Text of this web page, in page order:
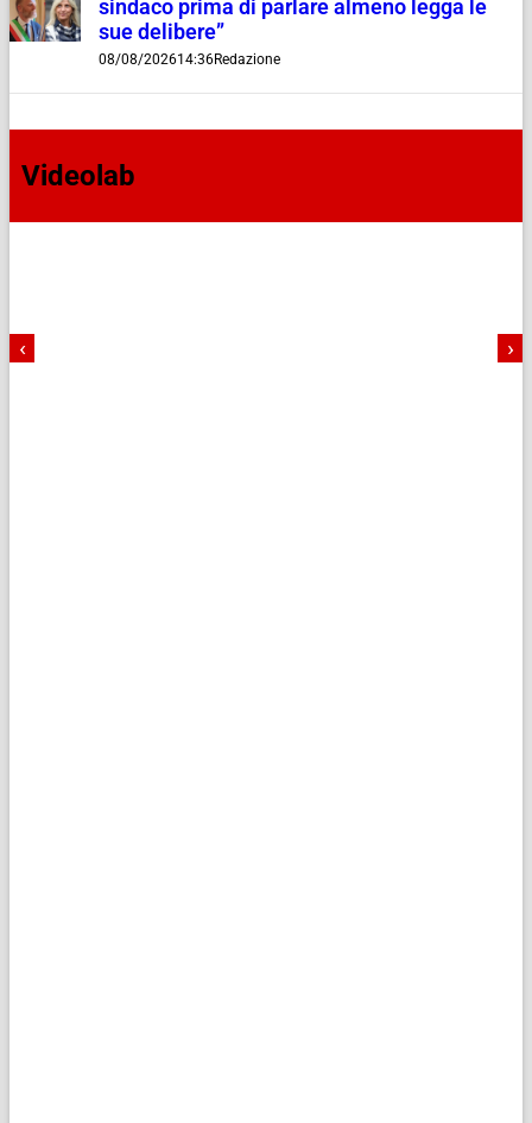
sindaco prima di parlare almeno legga le
sue delibere”
08/08/202614:36Redazione
Videolab
‹ ›